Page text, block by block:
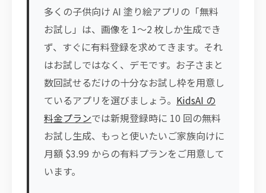
多くの子供向け AI 塗り絵アプリの「無料
お試し」は、画像を 1〜2 枚しか生成でき
ず、すぐに有料登録を求めてきます。それ
はお試しではなく、デモです。お子さまと
数回試せるだけの十分なお試し枠を用意し
ているアプリを選びましょう。 KidsAI の
料金プランでは新規登録時に 10 回の無料
お試し生成、もっと使いたいご家族向けに
月額 $3.99 からの有料プランをご用意して
います。